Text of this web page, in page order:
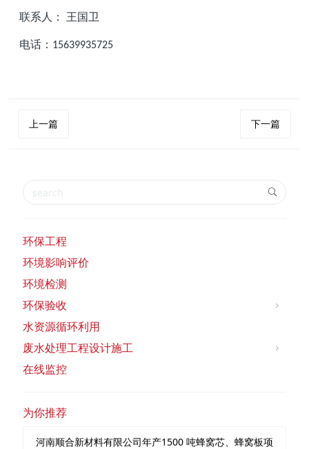
联系人： 王国卫
电话： 15639935725
上一篇 下一篇
环保工程
环境影响评价
环境检测
环保验收
水资源循环利用
废水处理工程设计施工
在线监控
为你推荐
河南顺合新材料有限公司年产1500 吨蜂窝芯、蜂窝板项